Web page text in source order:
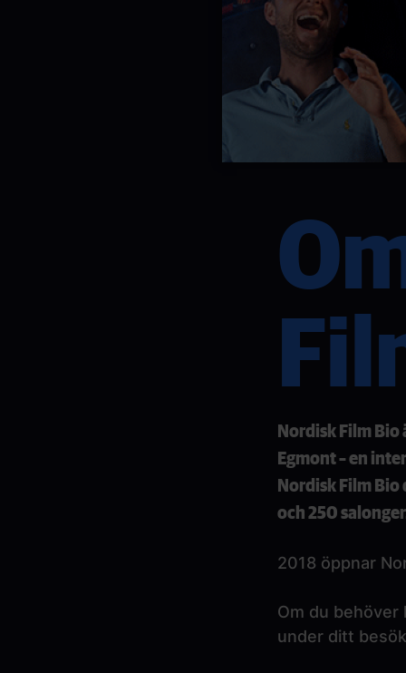
Nordisk Film Bio
Egmont – en
Nordisk Film
och 250
2018 öppnar
Om du behöver
under ditt